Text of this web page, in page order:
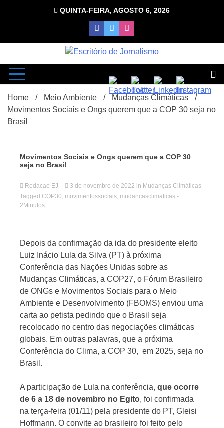
QUINTA-FEIRA, AGOSTO 6, 2026
de
com Luciana Leão
Home Meio Ambiente
Mudanças Climáticas
Movimentos Sociais e Ongs querem que a COP 30 seja no
Brasil
Movimentos Sociais e Ongs querem que a COP 30
seja no Brasil
Redacao EJ 3 de novembro de 2022 in Mudanças Climáticas
Tagged COP30, movimentossociais, mudancasclimaticas -
2Minutos
Depois da confirmação da ida do presidente eleito
Luiz Inácio Lula da Silva (PT) à próxima
Conferência das Nações Unidas sobre as
Mudanças Climáticas, a COP27, o Fórum Brasileiro
de ONGs e Movimentos Sociais para o Meio
Ambiente e Desenvolvimento (FBOMS) enviou uma
carta ao petista pedindo que o Brasil seja
recolocado no centro das negociações climáticas
globais. Em outras palavras, que a próxima
Conferência do Clima, a COP 30, em 2025, seja no
Brasil.
A participação de Lula na conferência, que ocorre
de 6 a 18 de novembro no Egito, foi confirmada
na terça-feira (01/11) pela presidente do PT, Gleisi
Hoffmann. O convite ao brasileiro foi feito pelo